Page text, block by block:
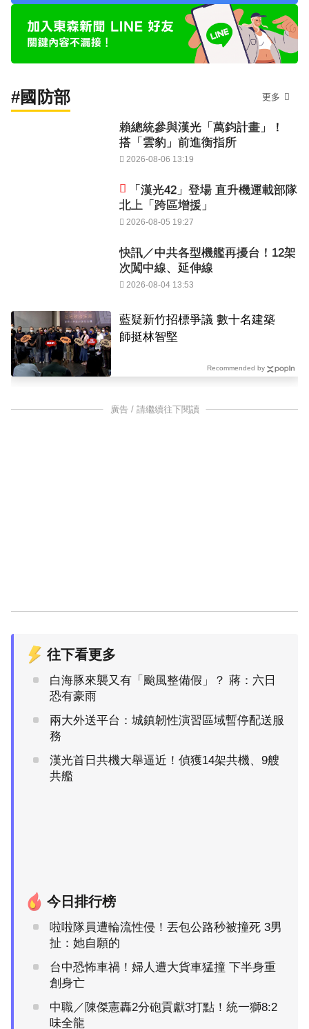
#國防部 更多
賴總統參與漢光「萬鈞計畫」！
搭「雲豹」前進衡指所
2026-08-06 13:19
「漢光42」登場 直升機運載部隊
北上「跨區增援」
2026-08-05 19:27
快訊／中共各型機艦再擾台！12架
次闖中線、延伸線
2026-08-04 13:53
藍疑新竹招標爭議 數十名建築
師挺林智堅
Recommended by
廣告 / 請繼續往下閱讀
往下看更多
白海豚來襲又有「颱風整備假」？ 蔣：六日
恐有豪雨
兩大外送平台：城鎮韌性演習區域暫停配送服
務
漢光首日共機大舉逼近！偵獲14架共機、9艘
共艦
今日排行榜
啦啦隊員遭輪流性侵！丟包公路秒被撞死 3男
扯：她自願的
台中恐怖車禍！婦人遭大貨車猛撞 下半身重
創身亡
中職／陳傑憲轟2分砲貢獻3打點！統一獅8:2
味全龍